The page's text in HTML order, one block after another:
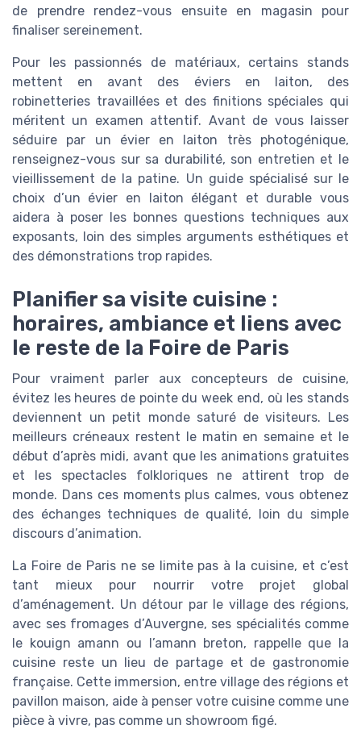
de prendre rendez-vous ensuite en magasin pour
finaliser sereinement.
Pour les passionnés de matériaux, certains stands
mettent en avant des éviers en laiton, des
robinetteries travaillées et des finitions spéciales qui
méritent un examen attentif. Avant de vous laisser
séduire par un évier en laiton très photogénique,
renseignez-vous sur sa durabilité, son entretien et le
vieillissement de la patine. Un guide spécialisé sur le
choix d’un évier en laiton élégant et durable vous
aidera à poser les bonnes questions techniques aux
exposants, loin des simples arguments esthétiques et
des démonstrations trop rapides.
Planifier sa visite cuisine :
horaires, ambiance et liens avec
le reste de la Foire de Paris
Pour vraiment parler aux concepteurs de cuisine,
évitez les heures de pointe du week end, où les stands
deviennent un petit monde saturé de visiteurs. Les
meilleurs créneaux restent le matin en semaine et le
début d’après midi, avant que les animations gratuites
et les spectacles folkloriques ne attirent trop de
monde. Dans ces moments plus calmes, vous obtenez
des échanges techniques de qualité, loin du simple
discours d’animation.
La Foire de Paris ne se limite pas à la cuisine, et c’est
tant mieux pour nourrir votre projet global
d’aménagement. Un détour par le village des régions,
avec ses fromages d’Auvergne, ses spécialités comme
le kouign amann ou l’amann breton, rappelle que la
cuisine reste un lieu de partage et de gastronomie
française. Cette immersion, entre village des régions et
pavillon maison, aide à penser votre cuisine comme une
pièce à vivre, pas comme un showroom figé.